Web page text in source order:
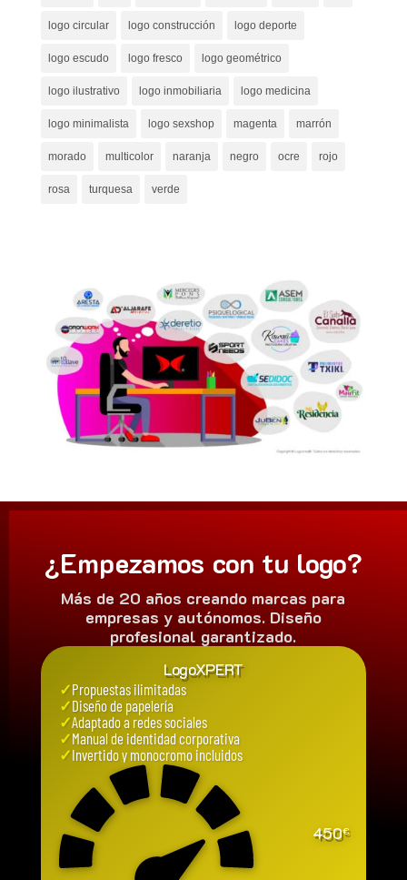
logo circular logo construcción logo deporte
logo escudo logo fresco logo geométrico
logo ilustrativo logo inmobiliaria logo medicina
logo minimalista logo sexshop magenta marrón
morado multicolor naranja negro ocre rojo
rosa turquesa verde
¿Empezamos con tu logo?
Más de 20 años creando marcas para
empresas y autónomos. Diseño
profesional garantizado.
LogoXPERT
✓Propuestas ilimitadas
✓Diseño de papelería
✓Adaptado a redes sociales
✓Manual de identidad corporativa
✓Invertido y monocromo incluidos
450€